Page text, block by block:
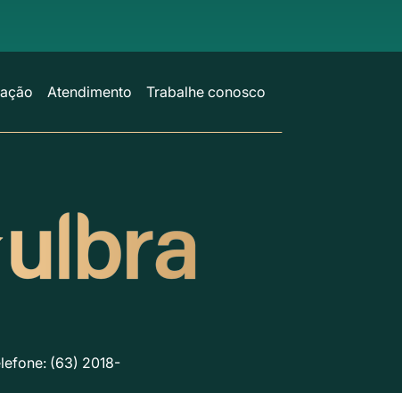
Atendimento Trabalhe conosco
(63) 2018-